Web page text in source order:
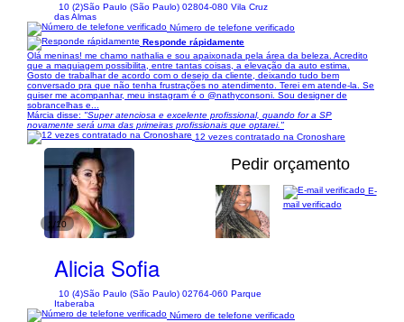
10 (2)São Paulo (São Paulo) 02804-080 Vila Cruz
das Almas
Número de telefone verificado
Responde rápidamente
Olá meninas! me chamo nathalia e sou apaixonada pela área da beleza. Acredito
que a maquiagem possibilita, entre tantas coisas, a elevação da auto estima.
Gosto de trabalhar de acordo com o desejo da cliente, deixando tudo bem
conversado pra que não tenha frustrações no atendimento. Terei em atende-la. Se
quiser me acompanhar, meu instagram é o @nathyconsoni. Sou designer de
sobrancelhas e...
Márcia disse: "Super atenciosa e excelente profissional, quando for a SP
novamente será uma das primeiras profissionais que optarei."
12 vezes contratado na Cronoshare
1/10
Pedir orçamento
Alicia Sofia
10 (4)São Paulo (São Paulo) 02764-060 Parque
Itaberaba
E-
mail verificado
Número de telefone verificado